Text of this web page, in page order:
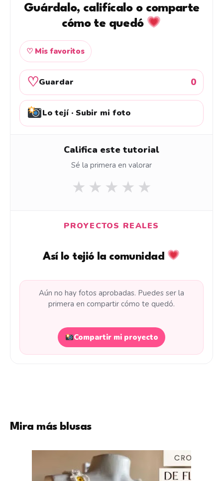
Guárdalo, califícalo o comparte
cómo te quedó
♡ Mis favoritos
♡Guardar 0
Lo tejí · Subir mi foto
Califica este tutorial
Sé la primera en valorar
★ ★ ★ ★ ★
PROYECTOS REALES
Así lo tejió la comunidad
Aún no hay fotos aprobadas. Puedes ser la
primera en compartir cómo te quedó.
Compartir mi proyecto
Mira más blusas